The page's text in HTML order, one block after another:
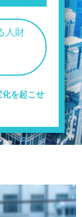
⼈財
化を起こせ